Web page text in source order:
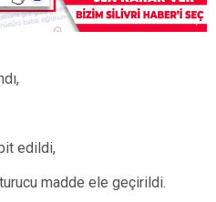
edildi,
madde ele geçirildi.